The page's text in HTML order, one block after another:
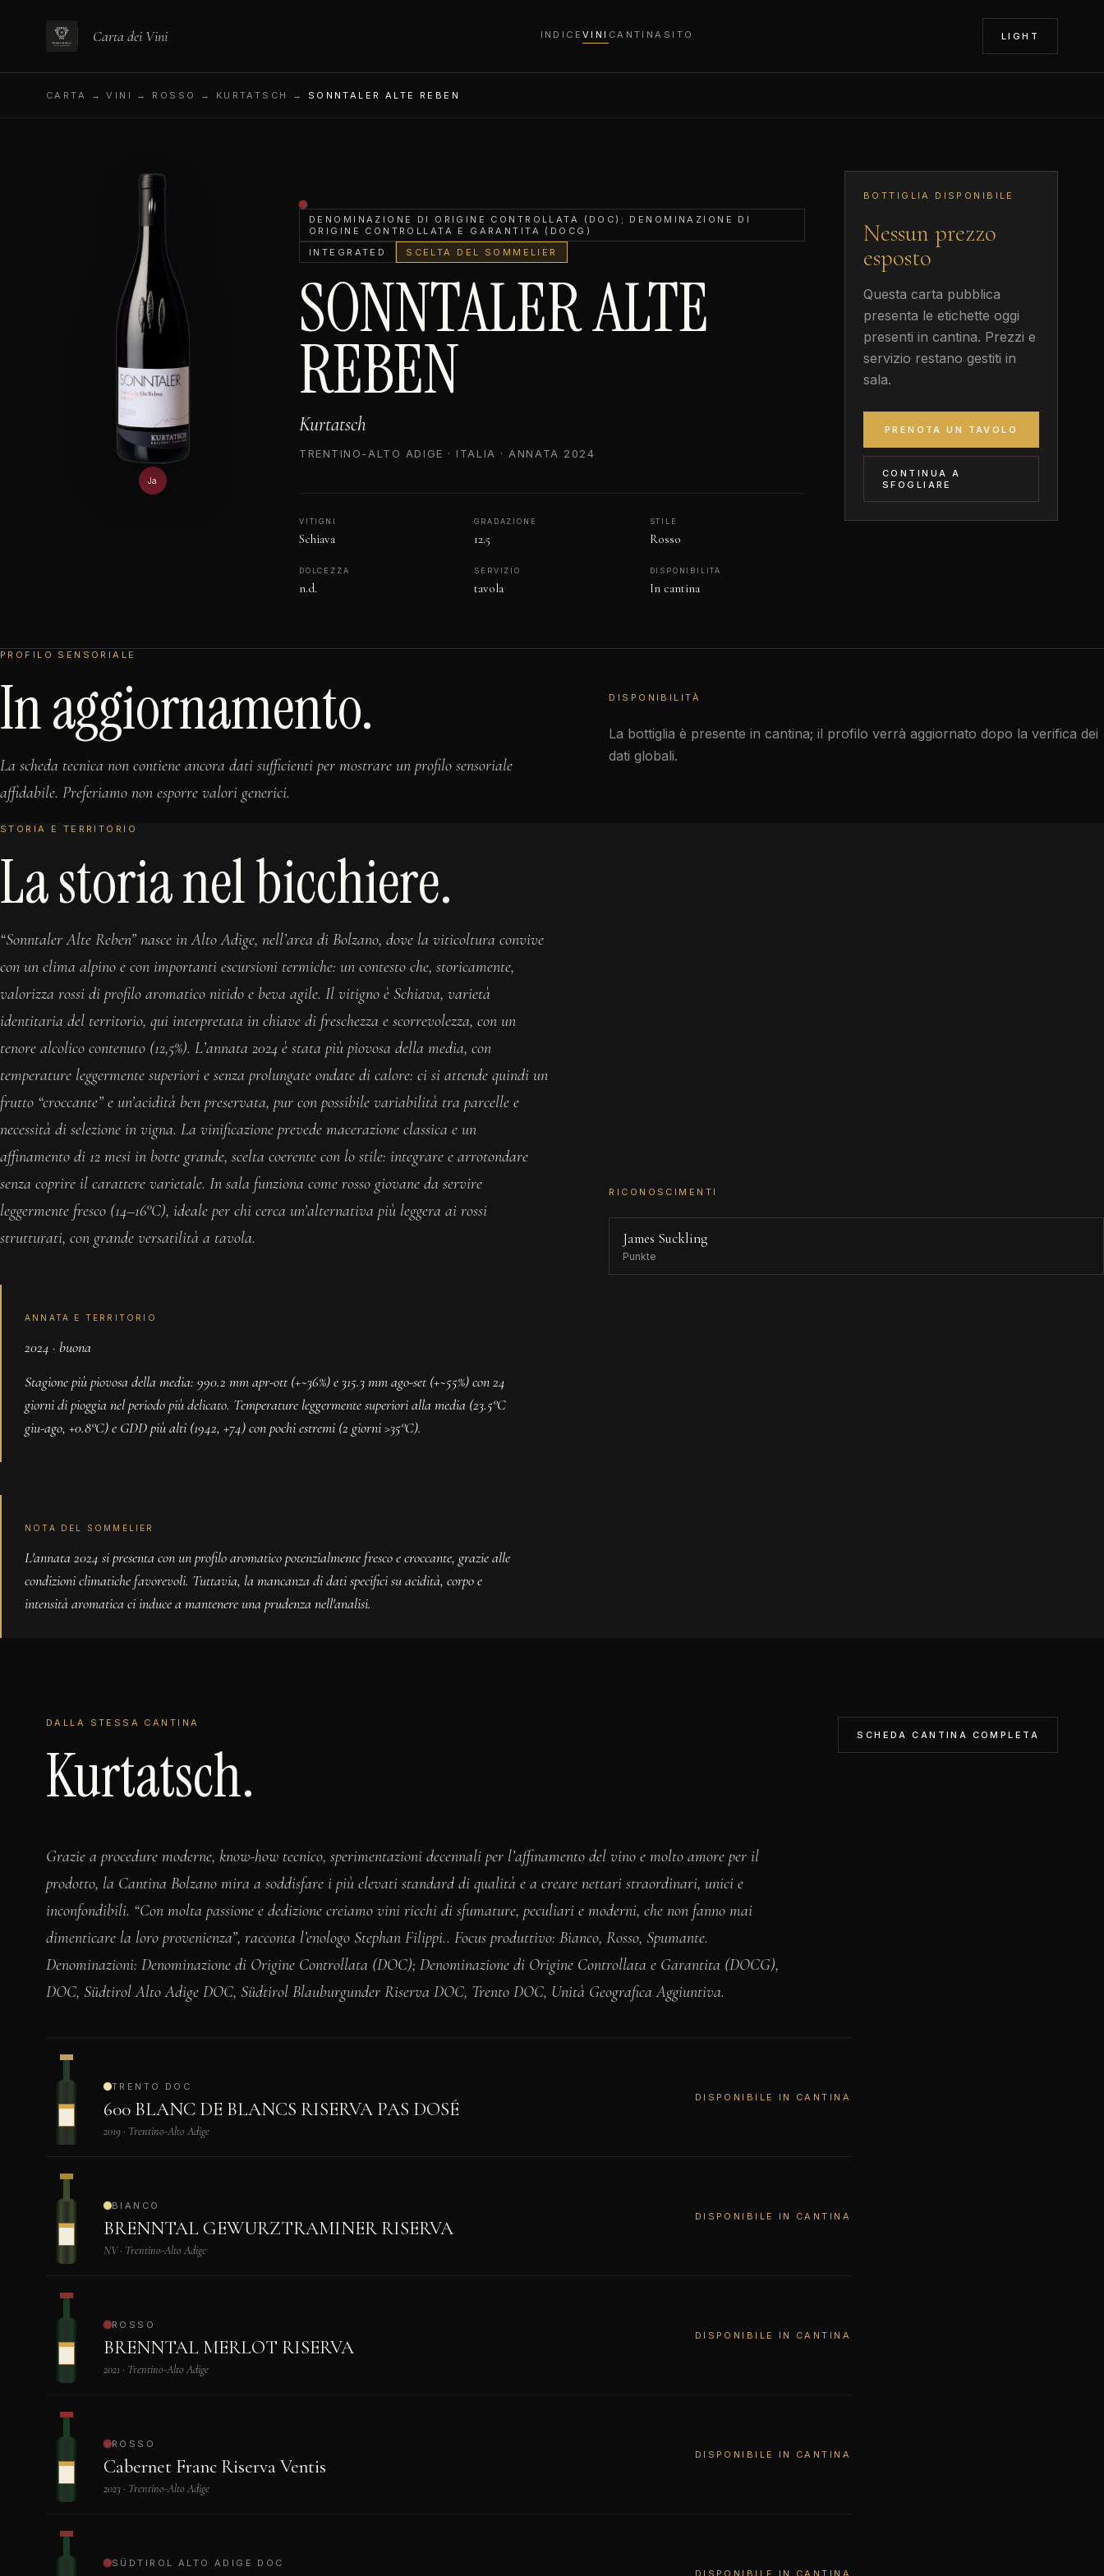
Carta dei Vini INDICEVINI CANTINA SITO LIGHT
CARTA → VINI → ROSSO → KURTATSCH → SONNTALER ALTE REBEN
Ja
DENOMINAZIONE DI ORIGINE CONTROLLATA (DOC); DENOMINAZIONE DI
ORIGINE CONTROLLATA E GARANTITA (DOCG)
INTEGRATED
SCELTA DEL SOMMELIER
SONNTALER ALTE
REBEN
Kurtatsch
TRENTINO-ALTO ADIGE · ITALIA · ANNATA 2024
VITIGNI
Schiava
GRADAZIONE
12.5
STILE
Rosso
DOLCEZZA
n.d.
SERVIZIO
tavola
DISPONIBILITÀ
In cantina
BOTTIGLIA DISPONIBILE
Nessun prezzo
esposto
Questa carta pubblica
presenta le etichette oggi
presenti in cantina. Prezzi e
servizio restano gestiti in
sala.
PRENOTA UN TAVOLO
CONTINUA A
SFOGLIARE
PROFILO SENSORIALE
In aggiornamento.
La scheda tecnica non contiene ancora dati sufficienti per mostrare un profilo sensoriale
affidabile. Preferiamo non esporre valori generici.
DISPONIBILITÀ
La bottiglia è presente in cantina; il profilo verrà aggiornato dopo la verifica dei
dati globali.
STORIA E TERRITORIO
La storia nel bicchiere.
“Sonntaler Alte Reben” nasce in Alto Adige, nell’area di Bolzano, dove la viticoltura convive
con un clima alpino e con importanti escursioni termiche: un contesto che, storicamente,
valorizza rossi di profilo aromatico nitido e beva agile. Il vitigno è Schiava, varietà
identitaria del territorio, qui interpretata in chiave di freschezza e scorrevolezza, con un
tenore alcolico contenuto (12,5%). L’annata 2024 è stata più piovosa della media, con
temperature leggermente superiori e senza prolungate ondate di calore: ci si attende quindi un
frutto “croccante” e un’acidità ben preservata, pur con possibile variabilità tra parcelle e
necessità di selezione in vigna. La vinificazione prevede macerazione classica e un
affinamento di 12 mesi in botte grande, scelta coerente con lo stile: integrare e arrotondare
senza coprire il carattere varietale. In sala funziona come rosso giovane da servire
leggermente fresco (14–16°C), ideale per chi cerca un’alternativa più leggera ai rossi
strutturati, con grande versatilità a tavola.
ANNATA E TERRITORIO
2024 · buona
Stagione più piovosa della media: 990.2 mm apr-ott (+~36%) e 315.3 mm ago-set (+~55%) con 24
giorni di pioggia nel periodo più delicato. Temperature leggermente superiori alla media (23.5°C
giu-ago, +0.8°C) e GDD più alti (1942, +74) con pochi estremi (2 giorni >35°C).
NOTA DEL SOMMELIER
L'annata 2024 si presenta con un profilo aromatico potenzialmente fresco e croccante, grazie alle
condizioni climatiche favorevoli. Tuttavia, la mancanza di dati specifici su acidità, corpo e
intensità aromatica ci induce a mantenere una prudenza nell'analisi.
RICONOSCIMENTI
James Suckling
Punkte
DALLA STESSA CANTINA
Kurtatsch.
SCHEDA CANTINA COMPLETA
Grazie a procedure moderne, know-how tecnico, sperimentazioni decennali per l’affinamento del vino e molto amore per il
prodotto, la Cantina Bolzano mira a soddisfare i più elevati standard di qualità e a creare nettari straordinari, unici e
inconfondibili. “Con molta passione e dedizione creiamo vini ricchi di sfumature, peculiari e moderni, che non fanno mai
dimenticare la loro provenienza”, racconta l’enologo Stephan Filippi.. Focus produttivo: Bianco, Rosso, Spumante.
Denominazioni: Denominazione di Origine Controllata (DOC); Denominazione di Origine Controllata e Garantita (DOCG),
DOC, Südtirol Alto Adige DOC, Südtirol Blauburgunder Riserva DOC, Trento DOC, Unità Geografica Aggiuntiva.
TRENTO DOC
600 BLANC DE BLANCS RISERVA PAS DOSÉ
2019 · Trentino-Alto Adige
DISPONIBILE IN CANTINA
BIANCO
BRENNTAL GEWURZTRAMINER RISERVA
NV · Trentino-Alto Adige
DISPONIBILE IN CANTINA
ROSSO
BRENNTAL MERLOT RISERVA
2021 · Trentino-Alto Adige
DISPONIBILE IN CANTINA
ROSSO
Cabernet Franc Riserva Ventis
2023 · Trentino-Alto Adige
DISPONIBILE IN CANTINA
SÜDTIROL ALTO ADIGE DOC
DISPONIBILE IN CANTINA